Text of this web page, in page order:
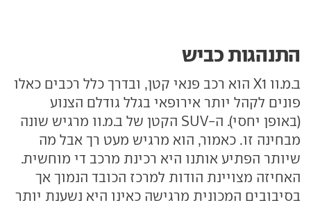
התנהגות כביש
ב.מ.וו X1 הוא רכב פנאי קטן, ובדרך כלל רכבים כאלו
פונים לקהל יותר אירופאי בגלל גודלם הצנוע
(באופן יחסי). ה-SUV הקטן של ב.מ.וו מרגיש שונה
מבחינה זו. כאמור, הוא מרגיש מעט רך אבל מה
שיותר הפתיע אותנו היא רכינת מרכב די מוחשית.
האחיזה מצויינת הודות למרכז הכובד הנמוך אך
בסיבובים המכונית מרגישה כאינו היא נשענת יותר